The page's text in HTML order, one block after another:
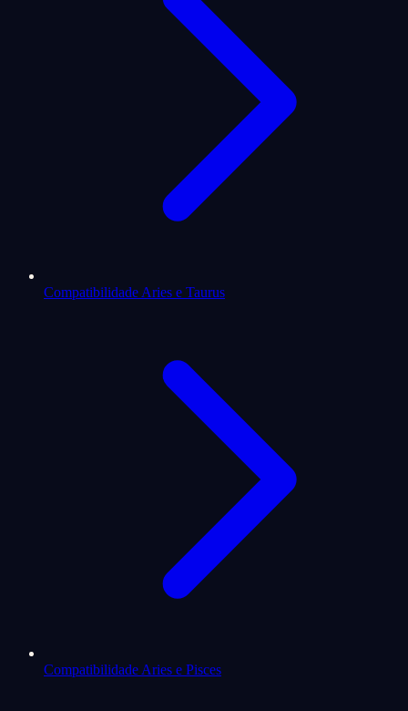
Compatibilidade Aries e Taurus
Compatibilidade Aries e Pisces